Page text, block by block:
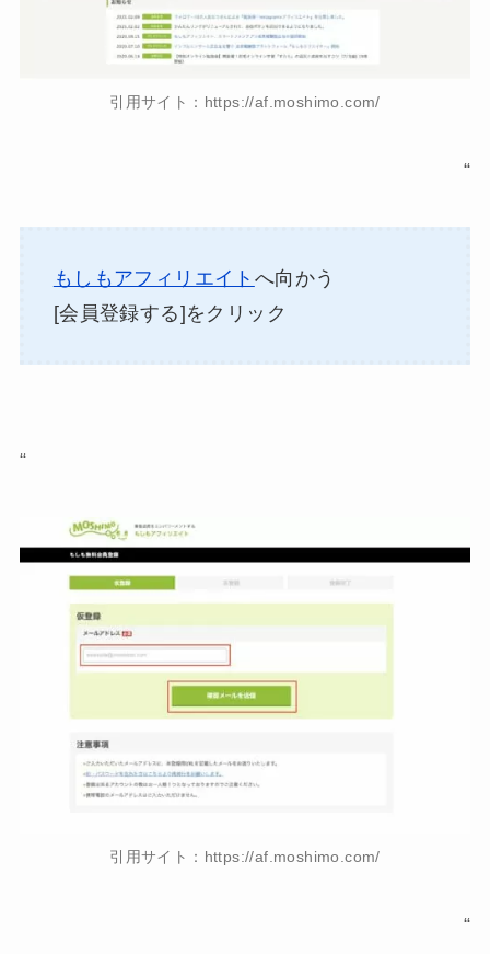
引用サイト：https://af.moshimo.com/
“
もしもアフィリエイト へ向かう
[会員登録する]をクリック
“
引用サイト：https://af.moshimo.com/
“